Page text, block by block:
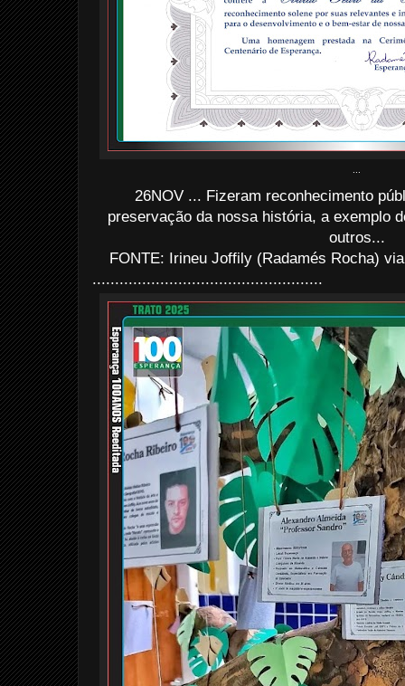
26NOV ... Fizeram reconhecimento
preservação da nossa história, a exemplo
outros...
FONTE: Irineu Joffily (Radamés Rocha)
...................................................